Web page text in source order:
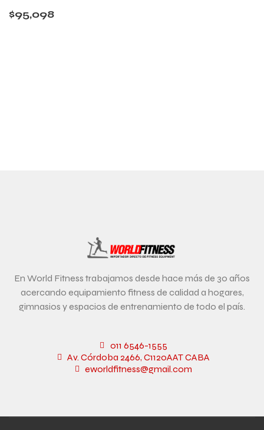
$95,098
En World Fitness trabajamos desde hace más de 30 años
acercando equipamiento fitness de calidad a hogares,
gimnasios y espacios de entrenamiento de todo el país.
011 6546-1555
Av. Córdoba 2466, C1120AAT CABA
eworldfitness@gmail.com